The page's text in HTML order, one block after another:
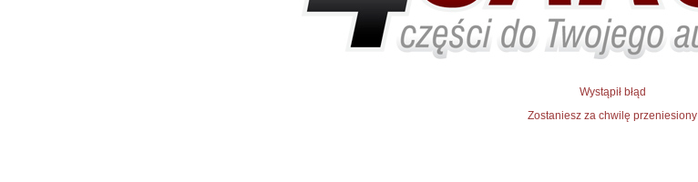
Wystąpił błąd
Zostaniesz za chwilę przeniesiony